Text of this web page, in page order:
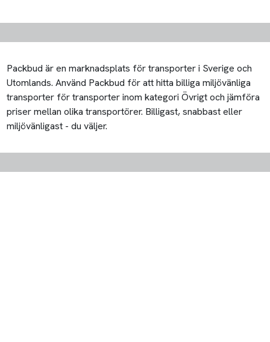
Packbud är en marknadsplats för transporter i Sverige och
Utomlands. Använd Packbud för att hitta billiga miljövänliga
transporter för transporter inom kategori Övrigt och jämföra
priser mellan olika transportörer. Billigast, snabbast eller
miljövänligast - du väljer.